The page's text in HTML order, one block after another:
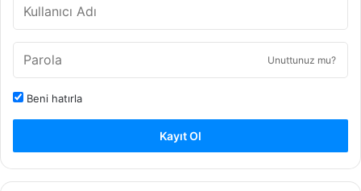
Unuttunuz mu?
Beni hatırla
Kayıt Ol